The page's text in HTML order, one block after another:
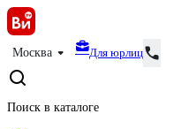
Москва Для юрлиц
Поиск в каталоге